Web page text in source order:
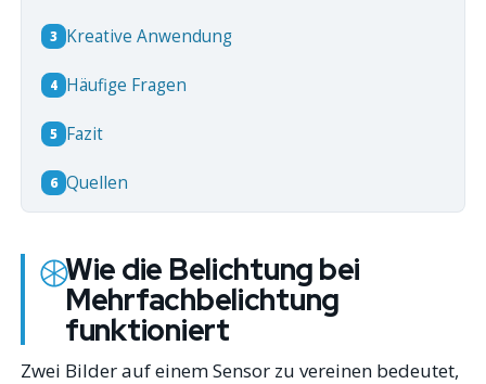
3 Kreative Anwendung
4 Häufige Fragen
5 Fazit
6 Quellen
Wie die Belichtung bei
Mehrfachbelichtung
funktioniert
Zwei Bilder auf einem Sensor zu vereinen bedeutet,